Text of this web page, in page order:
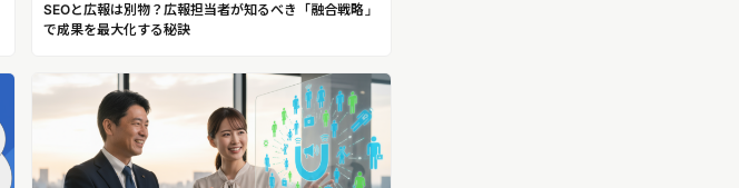
SEOと広報は別物？広報担当者が知るべき「融合戦略」
で成果を最大化する秘訣